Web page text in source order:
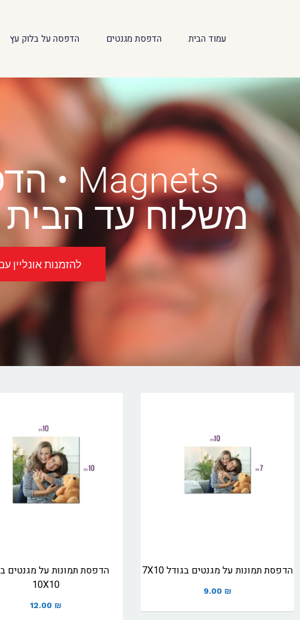
עמוד הבית הדפסת מגנטים הדפסה על בלוק עץ
Magnets • הדפסת מגנטים באלעד
משלוח עד הבית
להזמנות אונליין עם
הדפסת תמונות על מגנטים בגודל 7X10
9.00 ₪
הדפסת תמונות על מגנטים
10X10
12.00 ₪